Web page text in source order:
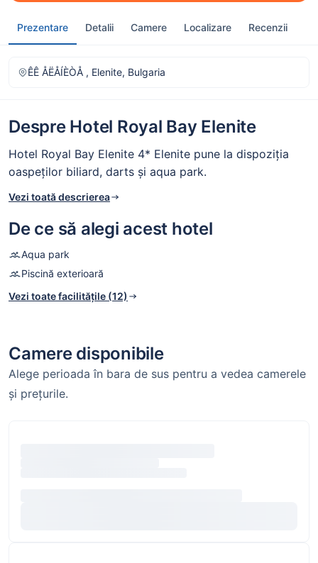
Prezentare Detalii Camere Localizare Recenzii
ÊÊ ÅËÅÍÈÒÅ , Elenite, Bulgaria
Despre Hotel Royal Bay Elenite
Hotel Royal Bay Elenite 4* Elenite pune la dispoziția
oaspeților biliard, darts și aqua park.
Vezi toată descrierea
De ce să alegi acest hotel
Aqua park
Piscină exterioară
Vezi toate facilitățile (12)
Camere disponibile
Alege perioada în bara de sus pentru a vedea camerele
și prețurile.